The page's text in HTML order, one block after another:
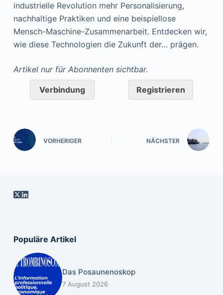
industrielle Revolution mehr Personalisierung,
nachhaltige Praktiken und eine beispiellose
Mensch-Maschine-Zusammenarbeit. Entdecken wir,
wie diese Technologien die Zukunft der… prägen.
Artikel nur für Abonnenten sichtbar.
Verbindung Registrieren
VORHERIGER NÄCHSTER
Populäre Artikel
Das Posaunenoskop
7 August 2026